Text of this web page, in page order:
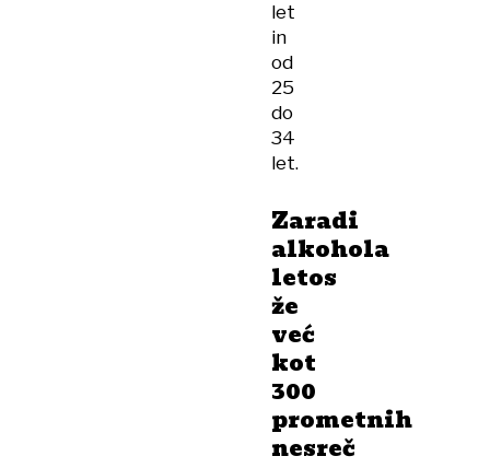
let
in
od
25
do
34
let.
Zaradi
alkohola
letos
že
već
kot
300
prometnih
nesreč